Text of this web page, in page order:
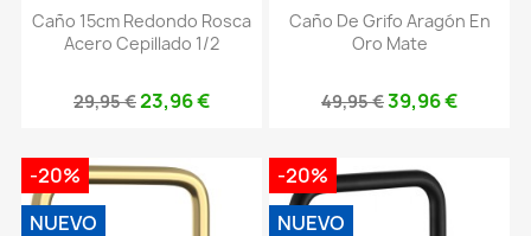
Caño 15cm Redondo Rosca
Acero Cepillado 1/2
29,95 €23,96 €
Caño De Grifo Aragón En
Oro Mate
49,95 €39,96 €
-20%
NUEVO
-20%
NUEVO